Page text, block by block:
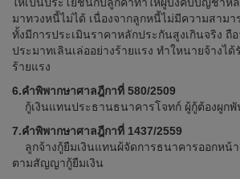
มาทวงหนี้ไม่ได้ เนื่องจากลูกหนี้ไม่มีความสาม
ทั้งมีการประเมินราคาหลักประกันสูงเกินจริง ถื
ประมาทเลินเล่ออย่างร้ายแรง ทำใหนายจ้างได้
ร้ายแรง
6.คำพิพากษาศาลฎีกาที่ 580/2509
กู้เงินแทนประธานธนาคารโจทก์ ผู้กู้ต้องผูก
7.คำพิพากษาศาลฎีกาที่ 1437/2559
ลูกจ้างกู้ยืมเงินแทนผ้จัดการธนาคารออกหน้
ตามสัญญากู้ยืมเงิน